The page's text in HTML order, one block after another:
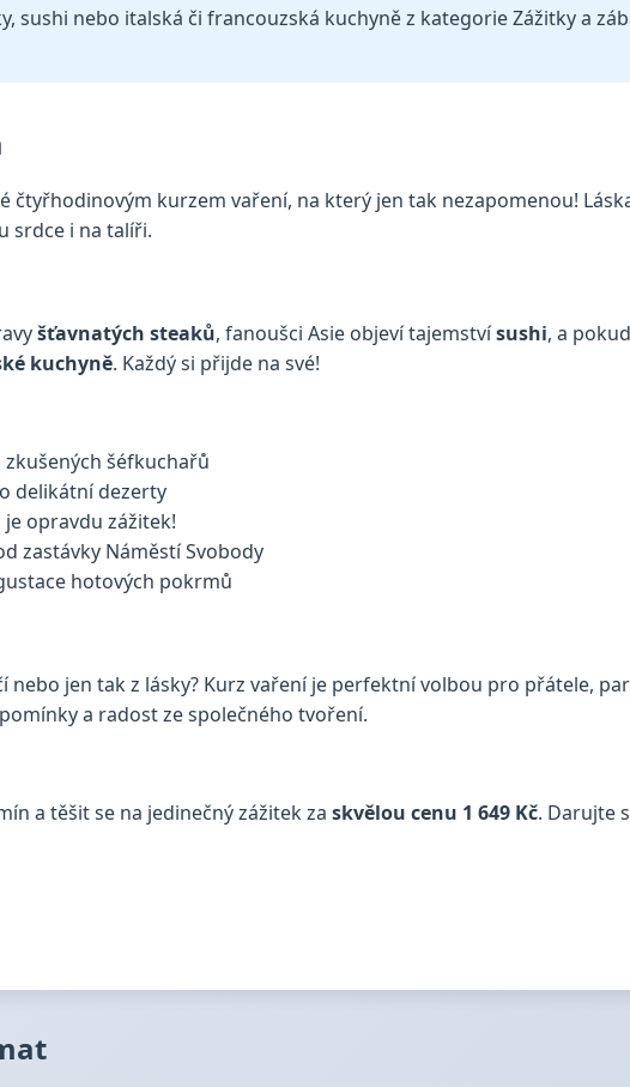
sushi nebo italská či francouzská kuchyně z kategorie Zážitky a
čtyřhodinovým kurzem vaření, na který jen tak nezapomenou!
srdce i na talíři.
šťavnatých steaků, fanoušci Asie objeví tajemstvísushi, a
kuchyně. Každý si přijde na své!
šéfkuchařů
delikátní dezerty
je opravdu zážitek!
zastávky Náměstí Svobody
hotových pokrmů
jen tak z lásky? Kurz vaření je perfektní volbou pro přátele,
a radost ze společného tvoření.
a těšit se na jedinečný zážitek za skvělou cenu 1 649 Kč. Darujte